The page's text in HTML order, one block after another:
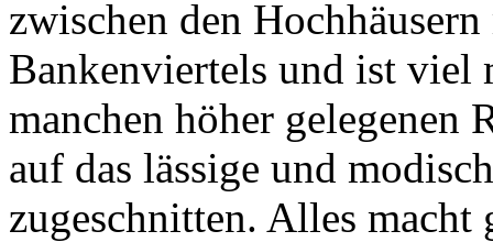
zwischen den
Bankenviertels und ist viel
manchen höher
auf das lässige und
zugeschnitten. Alles macht